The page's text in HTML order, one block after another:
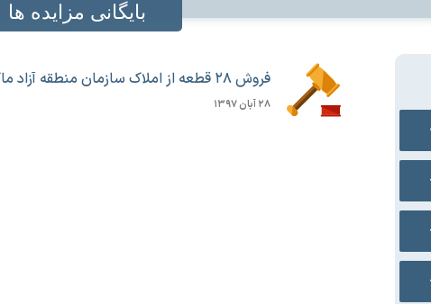
بایگانی مزایده ها
فروش ۲۸ قطعه از املاک سازمان منطقه آزاد ماکو
۲۸ آبان ۱۳۹۷